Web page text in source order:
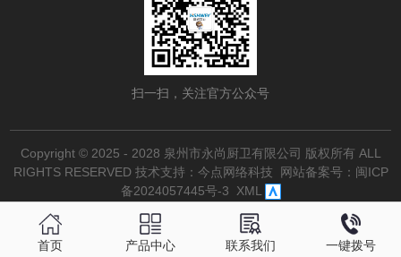
扫一扫，关注官方公众号
Copyright © 2025 - 2028 泉州市永尚厨卫有限公司 版权所有 ALL
RIGHTS RESERVED技术支持：今点网络科技 网站备案号： 闽ICP
备2024057445号-3
XML
首页 产品中心 联系我们 一键拨号